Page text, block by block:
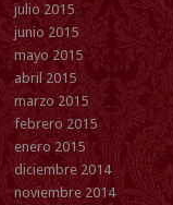
julio 2015
junio 2015
mayo 2015
abril 2015
marzo 2015
febrero 2015
enero 2015
diciembre 2014
noviembre 2014